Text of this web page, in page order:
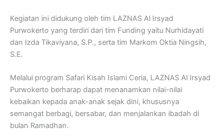
Kegiatan ini didukung oleh tim LAZNAS Al Irsyad
Purwokerto yang terdiri dari tim Funding yaitu Nurhidayati
dan Izda Tikaviyana, S.P., serta tim Markom Oktia Ningsih,
S.E.
Melalui program Safari Kisah Islami Ceria, LAZNAS Al Irsyad
Purwokerto berharap dapat menanamkan nilai-nilai
kebaikan kepada anak-anak sejak dini, khususnya
semangat berbagi, bersabar, dan menjalankan ibadah di
bulan Ramadhan.